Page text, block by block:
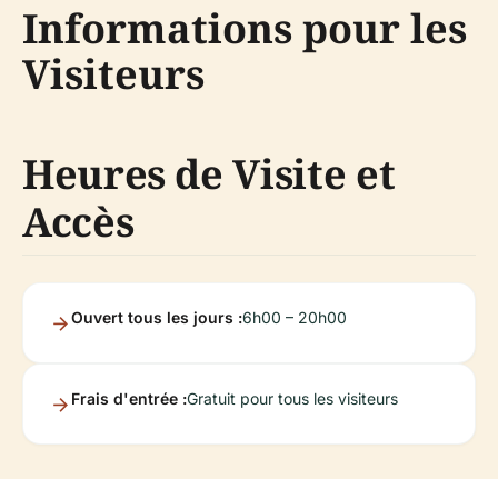
Informations pour les
Visiteurs
Heures de Visite et
Accès
Ouvert tous les jours :6h00 – 20h00
Frais d'entrée :Gratuit pour tous les visiteurs